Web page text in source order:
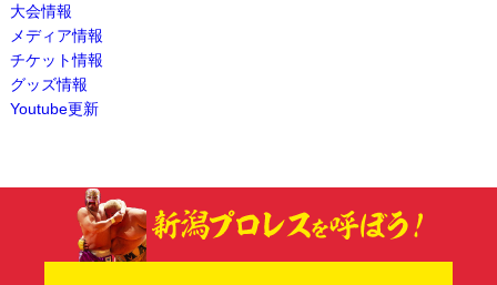
大会情報
メディア情報
チケット情報
グッズ情報
Youtube更新